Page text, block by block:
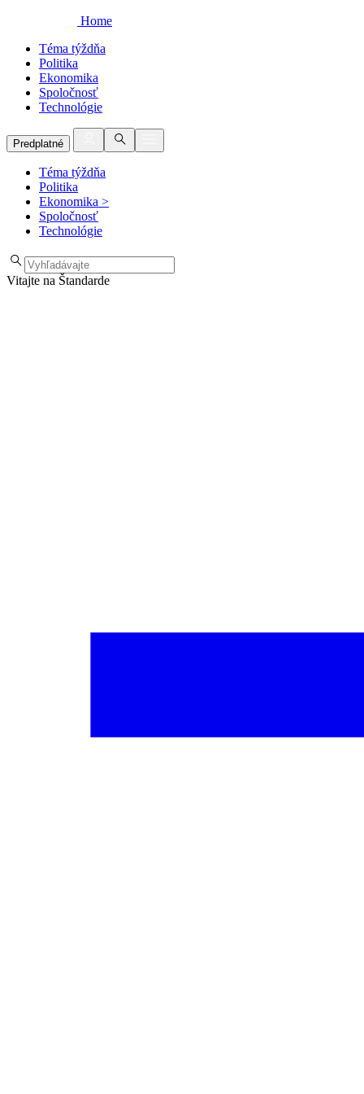
Home
Téma týždňa
Politika
Ekonomika
Spoločnosť
Technológie
Predplatné
Téma týždňa
Politika
Ekonomika >
Spoločnosť
Technológie
Vitajte na Štandarde